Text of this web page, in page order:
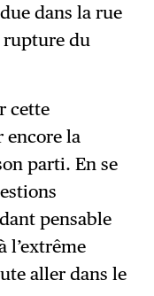
dans la rue
du
cette
la
parti. En se
pensable
l’extrême
aller dans le